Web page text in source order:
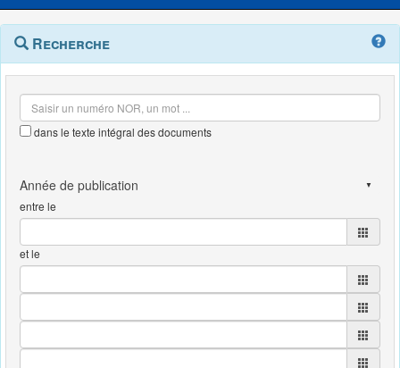
Navigation
outils
Menu
contextuel
Recherche
dans le texte intégral des documents
entre le
et le